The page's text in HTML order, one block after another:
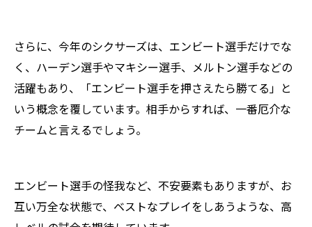
さらに、今年のシクサーズは、エンビート選手だけでな
く、ハーデン選手やマキシー選手、メルトン選手などの
活躍もあり、「エンビート選手を押さえたら勝てる」と
いう概念を覆しています。相手からすれば、一番厄介な
チームと言えるでしょう。
エンビート選手の怪我など、不安要素もありますが、お
互い万全な状態で、ベストなプレイをしあうような、高